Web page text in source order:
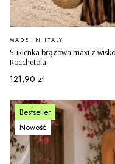
Sukienka brązowa maxi z
Rocchetola
PRODUCENT
MADE IN ITALY
Cena
121,90 zł
Bestseller
Nowość